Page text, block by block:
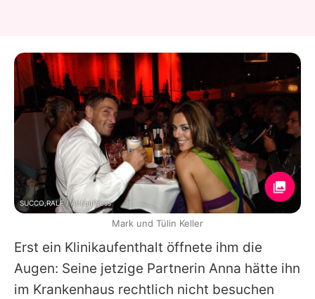
Erst ein Klinikaufenthalt öffnete ihm die
Augen: Seine jetzige Partnerin Anna hätte ihn
im Krankenhaus rechtlich nicht besuchen
SUCCO,RALF / ActionPress
Mark und Tülin Keller